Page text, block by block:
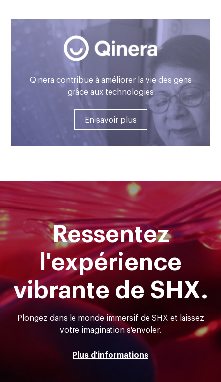
Qinera contribue à améliorer la vie des gens
grâce aux technologies
En savoir plus
Ressentez
l'expérience
vibrante de SHX.
Plongez dans le monde immersif de SHX et laissez
votre imagination s'envoler.
Plus d'informations